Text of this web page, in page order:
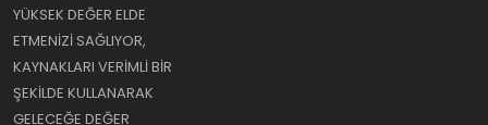
YÜKSEK DEĞER ELDE
ETMENIZI SAĞLIYOR,
KAYNAKLARI VERIMLI BIR
ŞEKILDE KULLANARAK
GELECEĞE DEĞER